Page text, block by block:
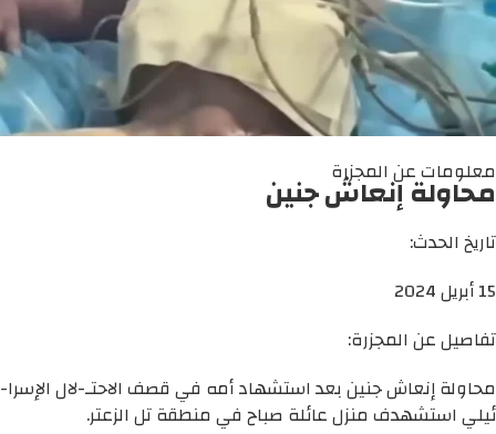
معلومات عن المجزرة
محاولة إنعاش جنين
تاريخ الحدث:
15 أبريل 2024
تفاصيل عن المجزرة:
محاولة إنعاش جنين بعد استشهاد أمه في قصف الاحتـ-لال الإسرا-
ئيلي استشهدف منزل عائلة صباح في منطقة تل الزعتر.